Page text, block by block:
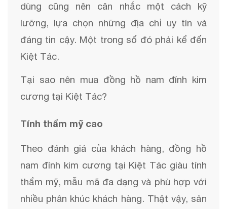
dùng cũng nên cân nhắc một cách kỹ
lưỡng, lựa chọn những địa chỉ uy tín và
đáng tin cậy. Một trong số đó phải kể đến
Kiệt Tác.
Tại sao nên mua đồng hồ nam đính kim
cương tại Kiệt Tác?
Tính thẩm mỹ cao
Theo đánh giá của khách hàng, đồng hồ
nam đính kim cương tại Kiệt Tác giàu tính
thẩm mỹ, mẫu mã đa dạng và phù hợp với
nhiều phân khúc khách hàng. Thật vậy, sản